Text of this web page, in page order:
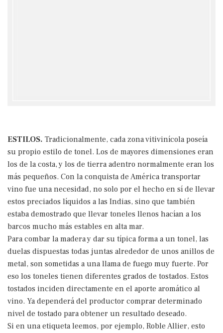
ESTILOS. Tradicionalmente, cada zona vitivinícola poseía
su propio estilo de tonel. Los de mayores dimensiones eran
los de la costa, y los de tierra adentro normalmente eran los
más pequeños. Con la conquista de América transportar
vino fue una necesidad, no solo por el hecho en sí de llevar
estos preciados líquidos a las Indias, sino que también
estaba demostrado que llevar toneles llenos hacían a los
barcos mucho más estables en alta mar.
Para combar la madera y dar su típica forma a un tonel, las
duelas dispuestas todas juntas alrededor de unos anillos de
metal, son sometidas a una llama de fuego muy fuerte. Por
eso los toneles tienen diferentes grados de tostados. Estos
tostados inciden directamente en el aporte aromático al
vino. Ya dependerá del productor comprar determinado
nivel de tostado para obtener un resultado deseado.
Si en una etiqueta leemos, por ejemplo, Roble Allier, esto